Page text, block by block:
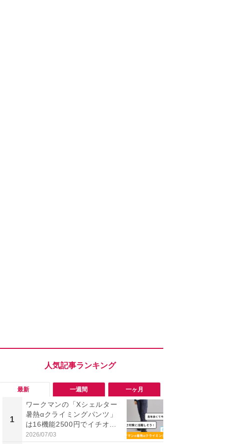
最新 一週間 一ヶ月
1
ワークマンの「Xシェルター
暑熱αクライミングパンツ」
は16機能2500円でイチオ
シ！夏の快適性を口コミから
2026/07/03